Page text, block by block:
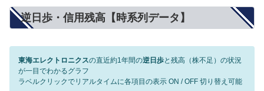
逆日歩・信用残高【時系列データ】
東海エレクトロニクスの直近約1年間の逆日歩と残高（株不足）の状況
が一目でわかるグラフ
ラベルクリックでリアルタイムに各項目の表示 ON / OFF 切り替え可能